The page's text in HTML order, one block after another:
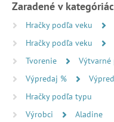
Zaradené v
Hračky podľa veku
Hračky podľa veku
Tvorenie
Výpredaj %
Hračky podľa typu
Výrobci
Aladine